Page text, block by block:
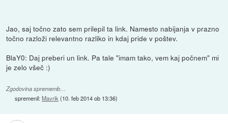
Jao, saj točno zato sem prilepil ta link. Namesto nabijanja v prazno
točno razloži relevantno razliko in kdaj pride v poštev.
BlaY0: Daj preberi un link. Pa tale "imam tako, vem kaj počnem" mi
je zelo všeč :)
Zgodovina sprememb…
spremenil:Mavrik (10. feb 2014 ob 13:36)